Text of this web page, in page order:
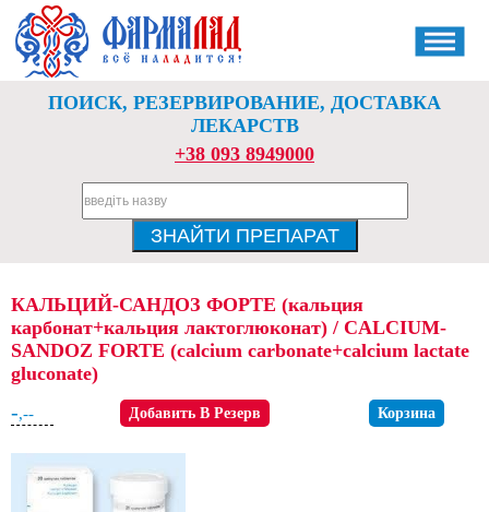
ПОИСК, РЕЗЕРВИРОВАНИЕ, ДОСТАВКА
ЛЕКАРСТВ
+38 093 8949000
КАЛЬЦИЙ-САНДОЗ ФОРТЕ (кальция
карбонат+кальция лактоглюконат) / CALCIUM-
SANDOZ FORTE (calcium carbonate+calcium lactate
gluconate)
-,-- Добавить В Резерв Корзина